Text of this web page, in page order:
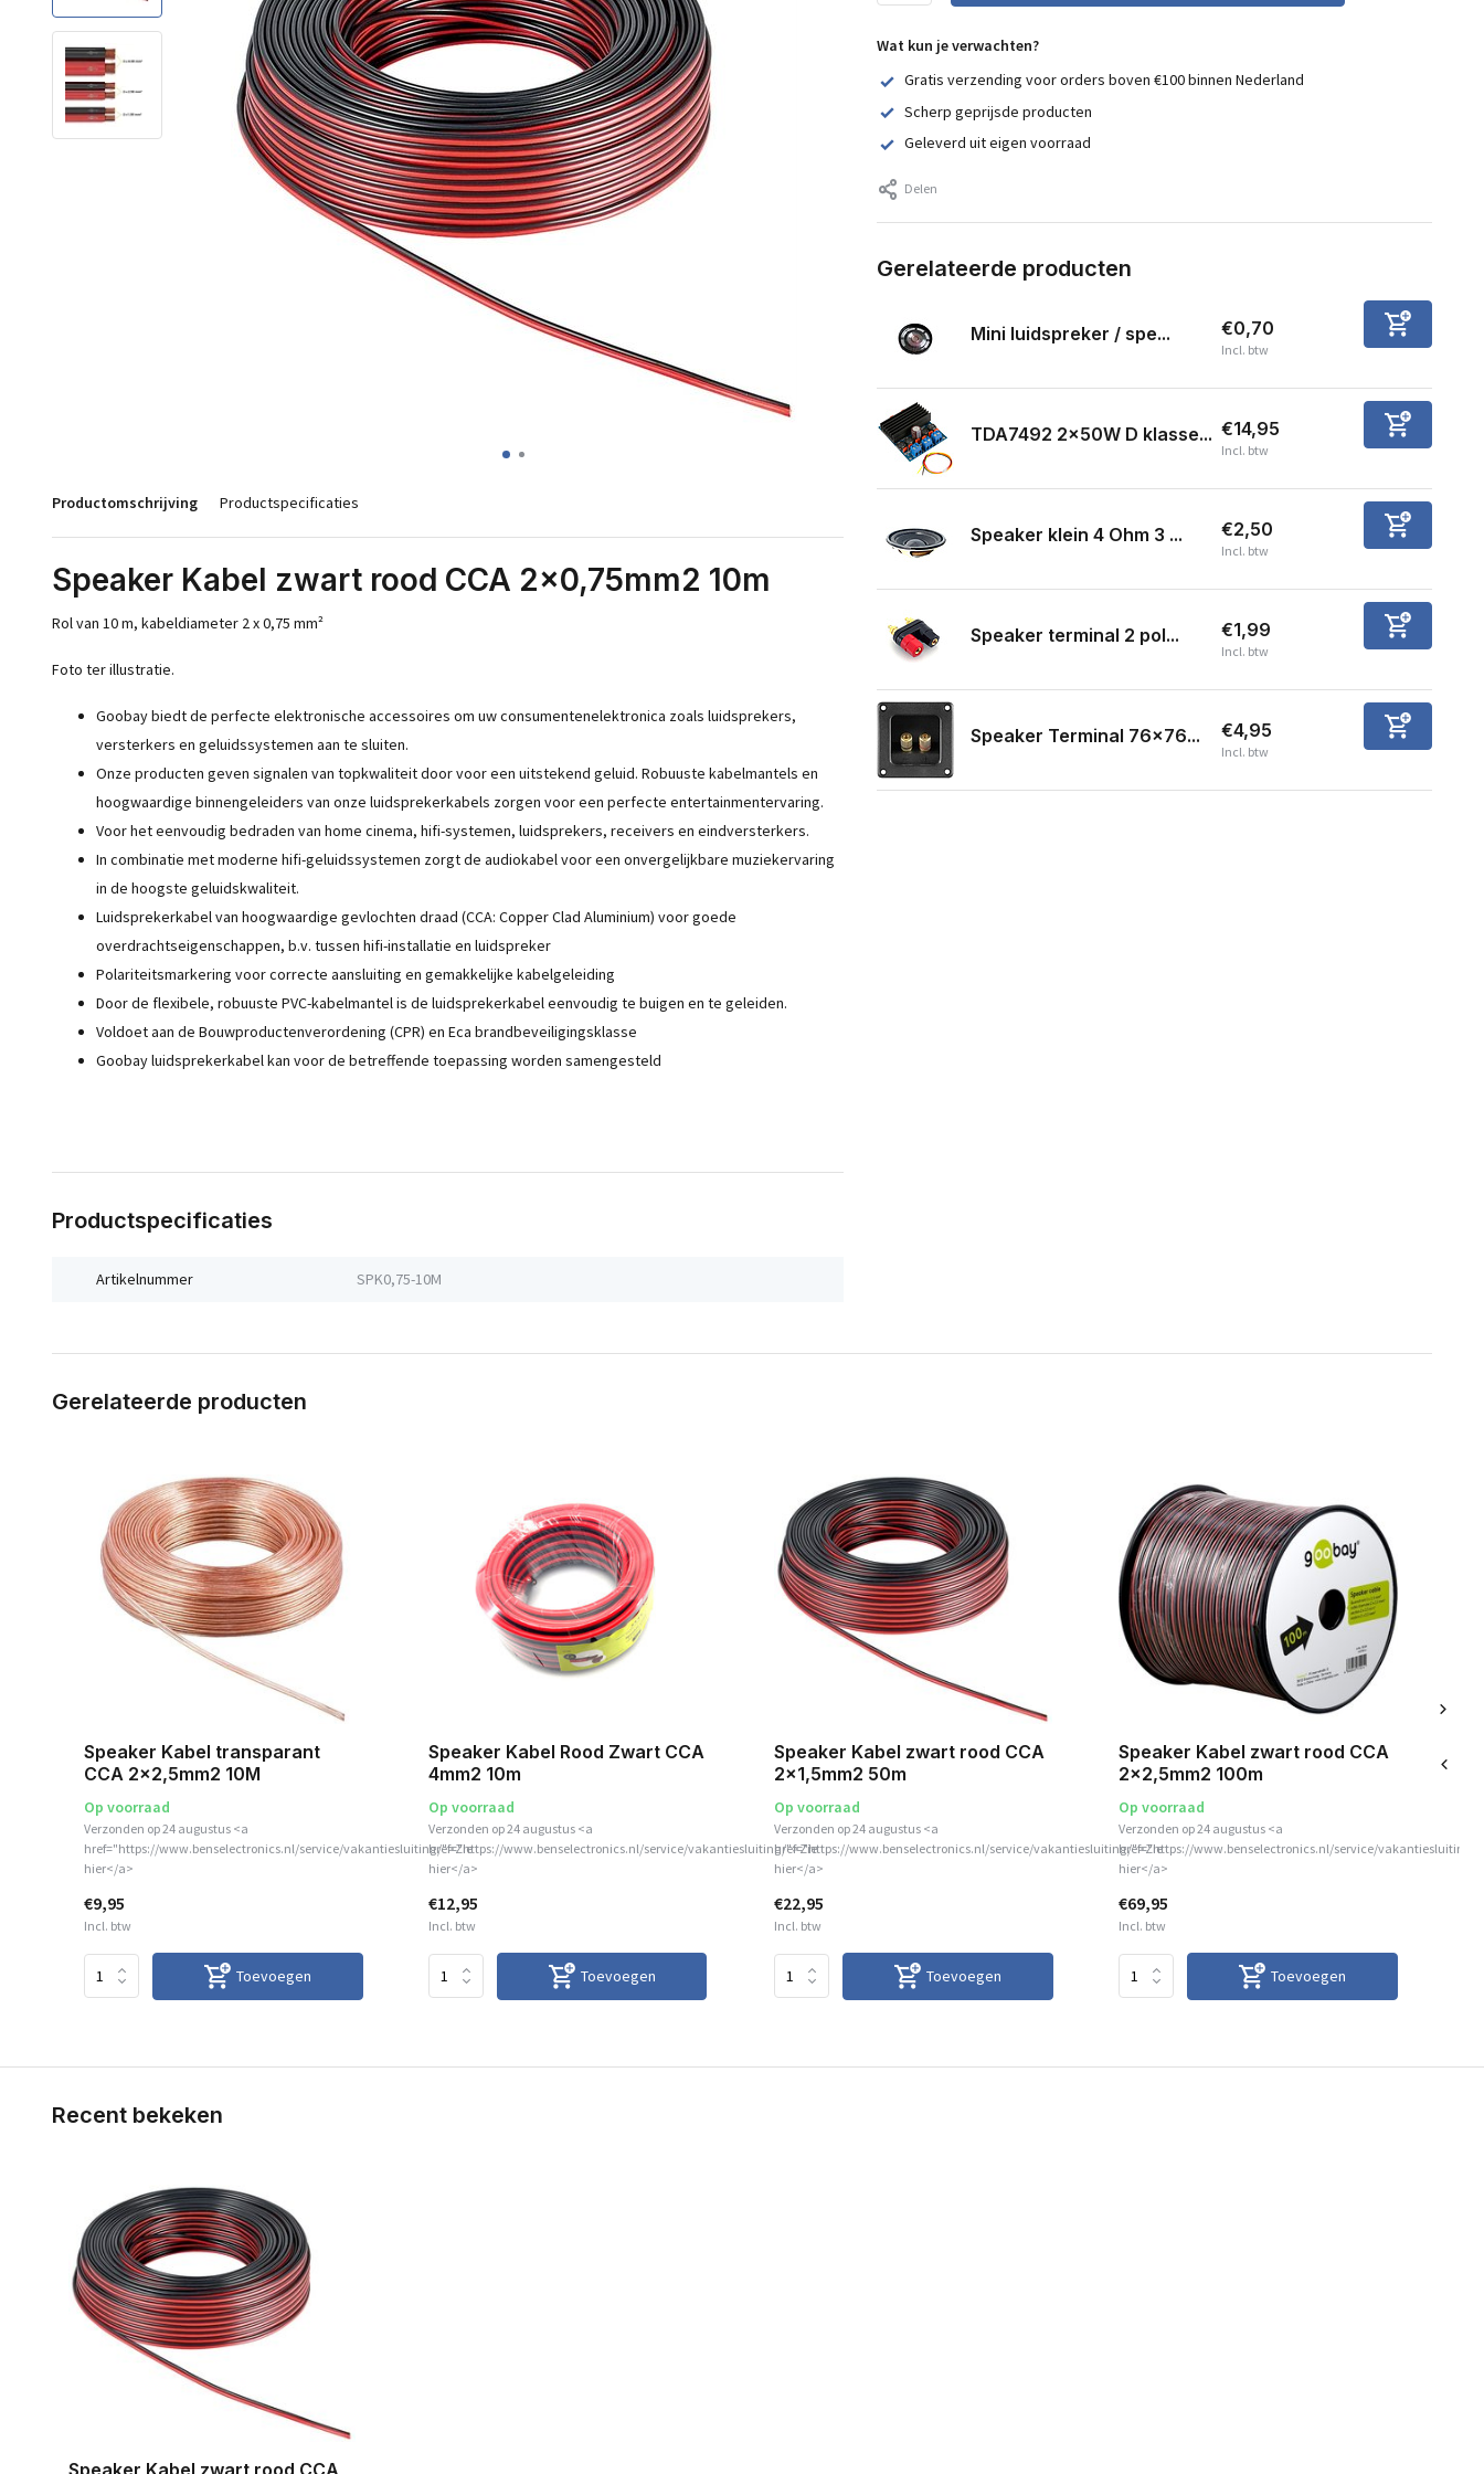
Productomschrijving Productspecificaties
Speaker Kabel zwart rood CCA 2x0,75mm2 10m
Rol van 10 m, kabeldiameter 2 x 0,75 mm²
Foto ter illustratie.
Goobay biedt de perfecte elektronische accessoires om uw consumentenelektronica zoals luidsprekers,
versterkers en geluidssystemen aan te sluiten.
Onze producten geven signalen van topkwaliteit door voor een uitstekend geluid. Robuuste kabelmantels en
hoogwaardige binnengeleiders van onze luidsprekerkabels zorgen voor een perfecte entertainmentervaring.
Voor het eenvoudig bedraden van home cinema, hifi-systemen, luidsprekers, receivers en eindversterkers.
In combinatie met moderne hifi-geluidssystemen zorgt de audiokabel voor een onvergelijkbare muziekervaring
in de hoogste geluidskwaliteit.
Luidsprekerkabel van hoogwaardige gevlochten draad (CCA: Copper Clad Aluminium) voor goede
overdrachtseigenschappen, b.v. tussen hifi-installatie en luidspreker
Polariteitsmarkering voor correcte aansluiting en gemakkelijke kabelgeleiding
Door de flexibele, robuuste PVC-kabelmantel is de luidsprekerkabel eenvoudig te buigen en te geleiden.
Voldoet aan de Bouwproductenverordening (CPR) en Eca brandbeveiligingsklasse
Goobay luidsprekerkabel kan voor de betreffende toepassing worden samengesteld
Productspecificaties
Artikelnummer SPK0,75-10M
Wat kun je verwachten?
Gratis verzending voor orders boven €100 binnen Nederland
Scherp geprijsde producten
Geleverd uit eigen voorraad
Delen
Gerelateerde producten
Mini luidspreker / spe... €0,70
Incl. btw
TDA7492 2x50W D klasse... €14,95
Incl. btw
Speaker klein 4 Ohm 3 ... €2,50
Incl. btw
Speaker terminal 2 pol... €1,99
Incl. btw
Speaker Terminal 76x76... €4,95
Incl. btw
Gerelateerde producten
Speaker Kabel transparant
CCA 2x2,5mm2 10M
Op voorraad
Verzonden op 24 augustus <a
href="https://www.benselectronics.nl/service/vakantiesluiting/">Zie
hier</a>
€9,95
Incl. btw
Toevoegen
Speaker Kabel Rood Zwart CCA
4mm2 10m
Op voorraad
Verzonden op 24 augustus <a
href="https://www.benselectronics.nl/service/vakantiesluiting/">Zie
hier</a>
€12,95
Incl. btw
Toevoegen
Speaker Kabel zwart rood CCA
2x1,5mm2 50m
Op voorraad
Verzonden op 24 augustus <a
href="https://www.benselectronics.nl/service/vakantiesluiting/">Zie
hier</a>
€22,95
Incl. btw
Toevoegen
Speaker Kabel zwart rood CCA
2x2,5mm2 100m
Op voorraad
Verzonden op 24 augustus <a
href="https://www.benselectronics.nl/service/vakantiesluiting/
hier</a>
€69,95
Incl. btw
Toevoegen
Recent bekeken
Speaker Kabel zwart rood CCA